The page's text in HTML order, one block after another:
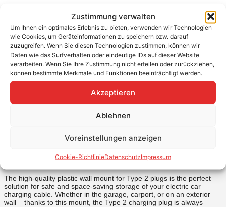
Zustimmung verwalten
Um Ihnen ein optimales Erlebnis zu bieten, verwenden wir Technologien
wie Cookies, um Geräteinformationen zu speichern bzw. darauf
zuzugreifen. Wenn Sie diesen Technologien zustimmen, können wir
Daten wie das Surfverhalten oder eindeutige IDs auf dieser Website
verarbeiten. Wenn Sie Ihre Zustimmung nicht erteilen oder zurückziehen,
können bestimmte Merkmale und Funktionen beeinträchtigt werden.
Akzeptieren
Ablehnen
Voreinstellungen anzeigen
Cookie-RichtlinieDatenschutzImpressum
Perfect accessories for your wallbox or charging station
Robust and lightweight wall mount made of high-quality plastic for
Type 2 charging cables – ideal for safe, space-saving, and tidy
storage of charging plugs on the house wall, in the garage, or
carport. Reliably protects the plug from dirt, weather, and UV
radiation.
leaving it lying on the floor, our EV wall mount for the Type 2
connector is the perfect storage solution!
The high-quality plastic wall mount for Type 2 plugs is the perfect
solution for safe and space-saving storage of your electric car
charging cable. Whether in the garage, carport, or on an exterior
wall – thanks to this mount, the Type 2 charging plug is always